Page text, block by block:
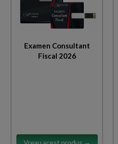
Examen Consultant
Fiscal 2026
Vreau acest produs →